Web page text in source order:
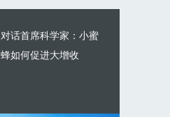
对话首席科学家：小蜜
蜂如何促进大增收